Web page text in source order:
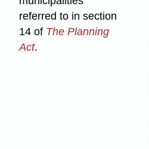
referred to in section
14 of The Planning
Act.